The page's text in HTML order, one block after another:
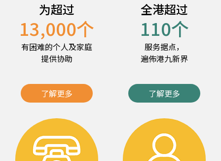
为超过
13,000个
有困难的个人及家庭
提供协助
了解更多
全港超过
110个
服务据点，
遍佈港九新界
了解更多